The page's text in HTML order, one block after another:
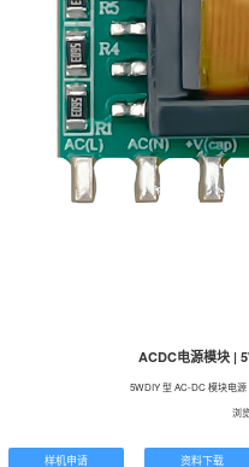
ACDC电源模块 |
5WDIY 型 AC-DC 模块电源
浏
样机申请 资料下载